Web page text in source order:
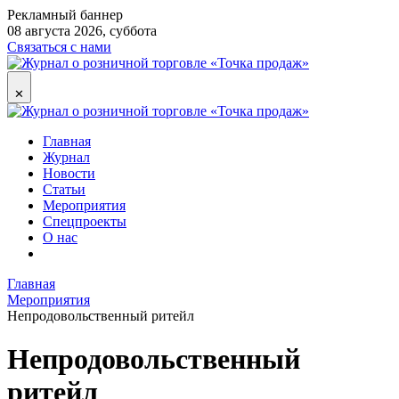
Рекламный баннер
08 августа 2026, суббота
Связаться с нами
✕
Главная
Журнал
Новости
Статьи
Мероприятия
Спецпроекты
О нас
Главная
Мероприятия
Непродовольственный ритейл
Непродовольственный
ритейл